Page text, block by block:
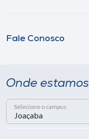
Fale Conosco
Onde estamos
Selecione o campus